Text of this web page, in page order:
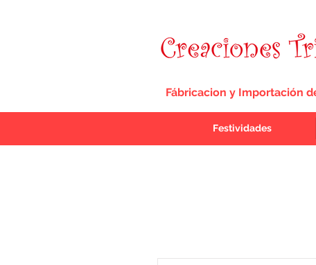
Fábricacion y Importación
Festividades